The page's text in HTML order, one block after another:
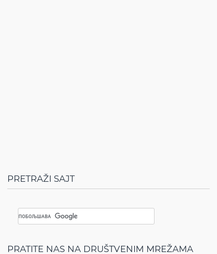
PRETRAŽI SAJT
PRATITE NAS NA DRUŠTVENIM MREŽAMA